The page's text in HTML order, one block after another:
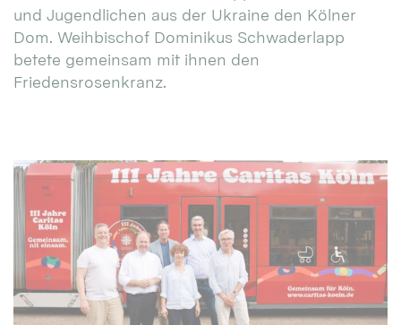
und Jugendlichen aus der Ukraine den Kölner
Dom. Weihbischof Dominikus Schwaderlapp
betete gemeinsam mit ihnen den
Friedensrosenkranz.